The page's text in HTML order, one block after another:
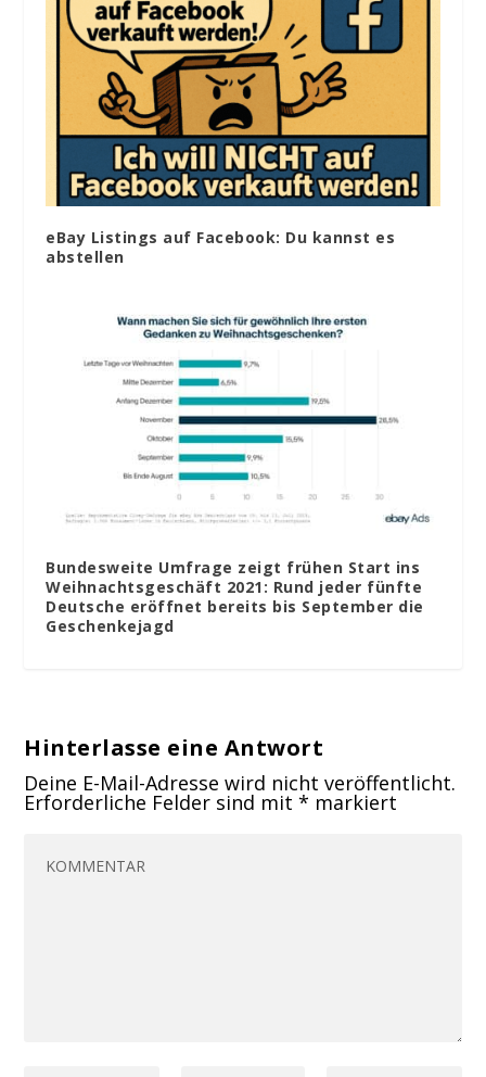
eBay Listings auf Facebook: Du kannst es
abstellen
Bundesweite Umfrage zeigt frühen Start ins
Weihnachtsgeschäft 2021: Rund jeder fünfte
Deutsche eröffnet bereits bis September die
Geschenkejagd
Hinterlasse eine Antwort
Deine E-Mail-Adresse wird nicht veröffentlicht.
Erforderliche Felder sind mit* markiert